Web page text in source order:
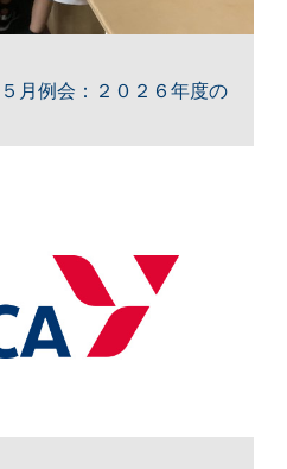
月例会：２０２６年度の